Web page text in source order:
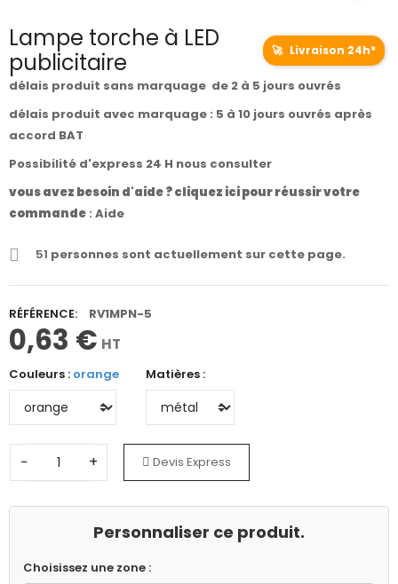
Lampe torche à LED
publicitaire
🚀 Livraison 24h*
délais produit sans marquage de 2 à 5 jours ouvrés
délais produit avec marquage : 5 à 10 jours ouvrés après
accord BAT
Possibilité d'express 24 H nous consulter
vous avez besoin d'aide ? cliquez ici pour réussir votre
commande : Aide
51 personnes sont actuellement sur cette page.
RÉFÉRENCE: RV1MPN-5
0,63 € HT
Couleurs : orange Matières :
− + Devis Express
Personnaliser ce produit.
Choisissez une zone :